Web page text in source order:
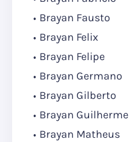
Brayan Fausto
Brayan Felix
Brayan Felipe
Brayan Germano
Brayan Gilberto
Brayan Guilherme
Brayan Matheus